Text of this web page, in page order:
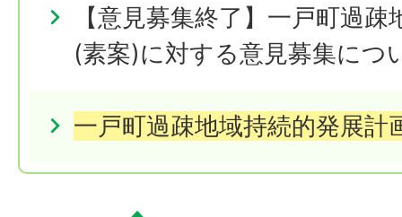
【意見募集終了】一戸町過
(素案)に対する意見募集につ
一戸町過疎地域持続的発展計